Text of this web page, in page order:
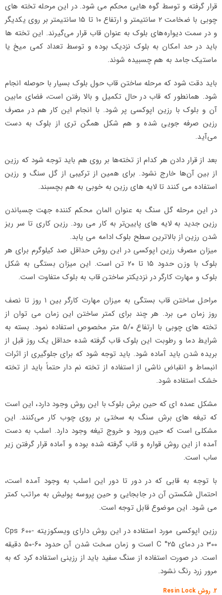
قرار گرفته و توسط گوه هایی محکم می شود. در این مرحله تخته های
چوبی با ضخامت ۲ سانتیمتر و ارتفاع ۱۰ تا ۱۵ سانتیمتر بر روی یکدیگر
و در سمت دیواره‌های بلوک به عنوان قاب قرار می‌گیرند. این تخته ها
باید در حد امکان به بلوک نزدیک بوده و توسط تعداد کمی میخ یا
ماستیک جامد به هم چسبیده شوند.
باید دقت شود که مرحله ساختن قاب حول بلوک بسیار با حوصله انجام
شود. همانطور که قاب در حال تکمیل و بالا رفتن است، فضای مابین
آن و بلوک با رزین اپوکسی پر شود. با انجام این کار هم در مصرف
رزین صرفه جویی شده و هم شکل همگن تری از بلوک به دست
می‌آید.
بعد از قرار دادن هر کدام از تخته‌ها بر روی هم باید توجه شود که رزین
از بین آن‌ها خارج نشود. برای همین از ترکیبی از گل سنگ و رزین
استفاده می کنند تا لایه های رزین به خوبی به هم بچسبند.
در این مرحله گل سنگ به عنوان المان محکم کننده جهت چسباندن
رزین جدید به لایه های پایین‌تر به کار می رود. رزین کاری تا سر ریز
شدن رزین از بالاترین سطح بلوک ادامه می یابد.
میزان مصرف رزین اپوکسی در این روش حداقل صد کیلوگرم برای هر
بلوک با وزن حدود ۱۵ تا ۲۰ تن است. این میزان بستگی به شکل
بلوک و مهارت کارگر در نزدیکتر ساختن قاب به بلوک متفاوت است.
مراحل ساختن قاب بستگی به میزان مهارت کارگر بین ۱ روز تا نصف
روز زمان می برد. هر چند برای کمتر ساختن این زمان می توان از
تخته های چوبی با ارتفاع ۵/۰ متر مخصوص استفاده نمود. بسته به
شرایط دما و رطوبت این بلوک قاب گرفته شده حداقل یک روز قبل از
بریده شدن باید آماده شود. باید توجه شود که برای جلوگیری از اثرات
انبساط و انقباض ناشی از استفاده از تخته نم دار حتماً باید از تخته
خشک استفاده شود.
مشکل عمده ای که حین برش بلوک با این روش وجود دارد، این است
که تیغه های برش سنگ به سختی بر روی چوب کار می‌کنند. این
مشکلی است که حین ورود و خروج تیغه وجود دارد. اسلب به دست
آمده از این روش قواره و قاب گرفته شده بوده و آماده قرار گرفتن زیر
ساب است.
با توجه به قابی که در دور تا دور این اسلب به وجود آمده است،
احتمال شکستن آن در جابجایی و حین پروسه پولیش به مراتب کمتر
می شود. این موضوع قابل توجه است.
رزین اپوکسی مورد استفاده در این روش دارای ویسکوزیته Cps 600-
300 در دمای C °۲۵ است و زمان سخت شدن آن حدود ۶۰-۵۰ دقیقه
است. در صورت استفاده از سنگ سفید باید از رزینی استفاده کرد که به
مرور زرد رنگ نشود.
2. روش Resin Lock